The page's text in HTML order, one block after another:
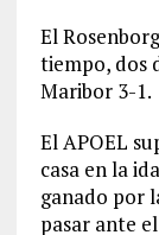
El
tiempo, dos
Maribor 3-1.
El APOEL
casa en la
ganado por
pasar ante